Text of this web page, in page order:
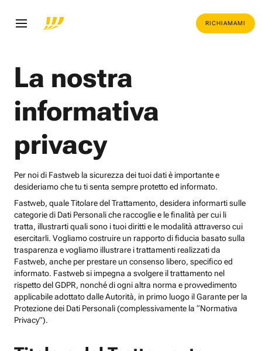
RICHIAMAMI
La nostra
informativa
privacy
Per noi di Fastweb la sicurezza dei tuoi dati è importante e
desideriamo che tu ti senta sempre protetto ed informato.
Fastweb, quale Titolare del Trattamento, desidera informarti sulle
categorie di Dati Personali che raccoglie e le finalità per cui li
tratta, illustrarti quali sono i tuoi diritti e le modalità attraverso cui
esercitarli. Vogliamo costruire un rapporto di fiducia basato sulla
trasparenza e vogliamo illustrare i trattamenti realizzati da
Fastweb, anche per prestare un consenso libero, specifico ed
informato. Fastweb si impegna a svolgere il trattamento nel
rispetto del GDPR, nonché di ogni altra norma e provvedimento
applicabile adottato dalle Autorità, in primo luogo il Garante per la
Protezione dei Dati Personali (complessivamente la “Normativa
Privacy”).